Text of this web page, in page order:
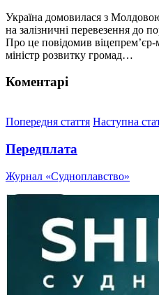
Україна домовилася з
на залізничні перевезення до
Про це повідомив
міністр розвитку громад…
Коментарі
Попередня стаття Наступна
Передплата
Журнал «Судноплавство»